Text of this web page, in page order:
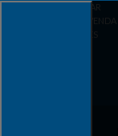
INSTITUTO AGRISTAR
DISTRIBUIDOR/REVENDA
LINKS IMPORTANTES